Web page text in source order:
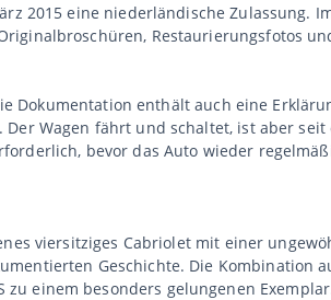
2015 eine niederländische Zulassung.
Restaurierungsfotos
Dokumentation enthält auch eine
Wagen fährt und schaltet, ist aber
bevor das Auto wieder
viersitziges Cabriolet mit einer
Geschichte. Die Kombination
einem besonders gelungenen